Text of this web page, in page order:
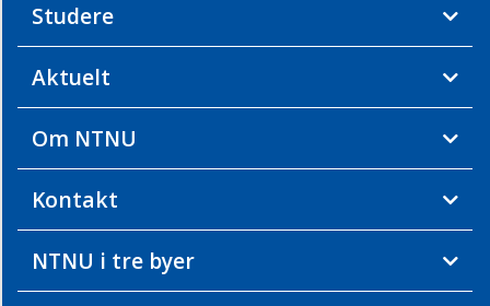
Studere
Aktuelt
Om NTNU
Kontakt
NTNU i tre byer